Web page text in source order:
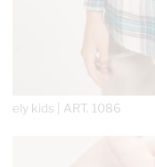
ely kids | ART. 1086